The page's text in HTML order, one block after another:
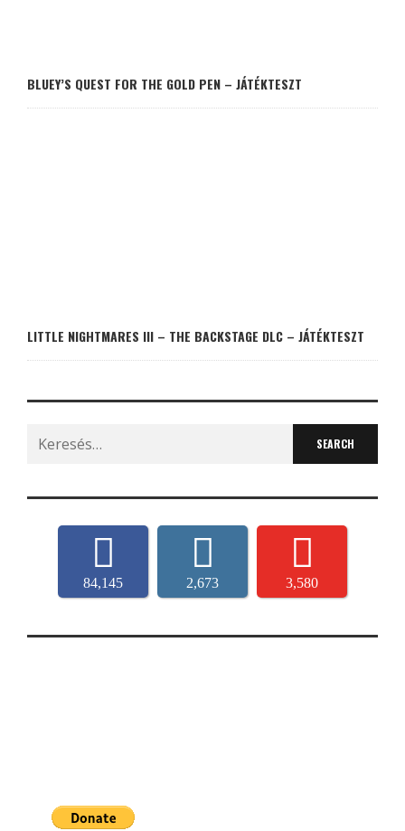
BLUEY’S QUEST FOR THE GOLD PEN – JÁTÉKTESZT
LITTLE NIGHTMARES III – THE BACKSTAGE DLC – JÁTÉKTESZT
Search
for:
84,145 2,673 3,580